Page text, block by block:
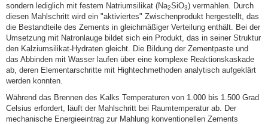
sondern lediglich mit festem Natriumsilikat (Na2SiO3) vermahlen. Durch
diesen Mahlschritt wird ein "aktiviertes" Zwischenprodukt hergestellt, das
die Bestandteile des Zements in gleichmäßiger Verteilung enthält. Bei der
Umsetzung mit Natronlauge bildet sich ein Produkt, das in seiner Struktur
den Kalziumsilikat-Hydraten gleicht. Die Bildung der Zementpaste und
das Abbinden mit Wasser laufen über eine komplexe Reaktionskaskade
ab, deren Elementarschritte mit Hightechmethoden analytisch aufgeklärt
werden konnten.
Während das Brennen des Kalks Temperaturen von 1.000 bis 1.500 Grad
Celsius erfordert, läuft der Mahlschritt bei Raumtemperatur ab. Der
mechanische Energieeintrag zur Mahlung konventionellen Zements